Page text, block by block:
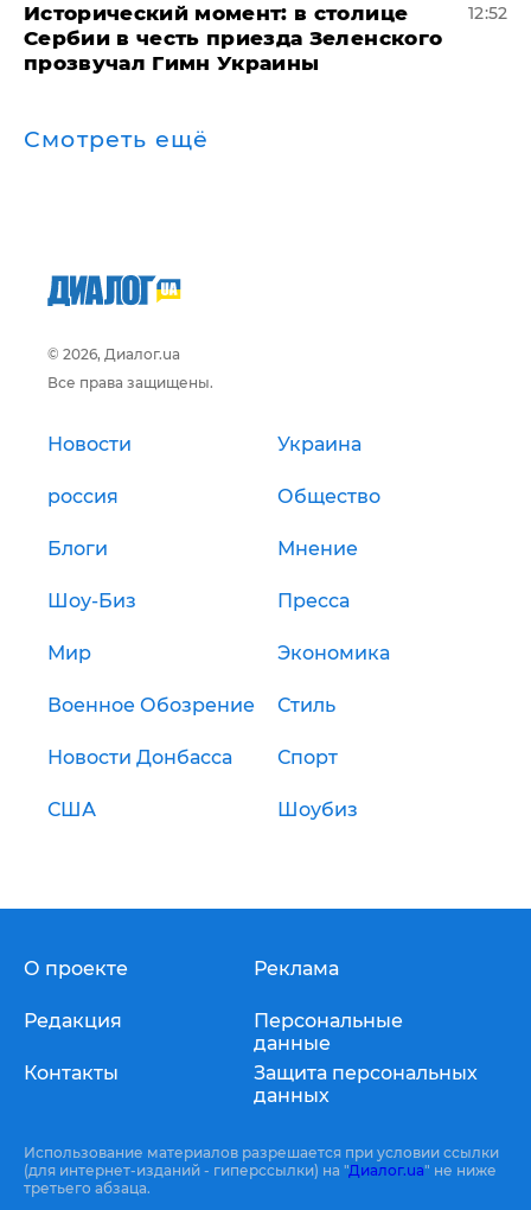
Исторический момент: в столице
Сербии в честь приезда Зеленского
прозвучал Гимн Украины
12:52
Смотреть ещё
© 2026, Диалог.ua
Все права защищены.
Новости Украина
россия Общество
Блоги Мнение
Шоу-Биз Пресса
Мир Экономика
Военное Обозрение Стиль
Новости Донбасса Спорт
США Шоубиз
О проекте
Редакция
Контакты
Реклама
Персональные
данные
Защита персональных
данных
Использование материалов разрешается при условии ссылки
(для интернет-изданий - гиперссылки) на "Диалог.ua" не ниже
третьего абзаца.